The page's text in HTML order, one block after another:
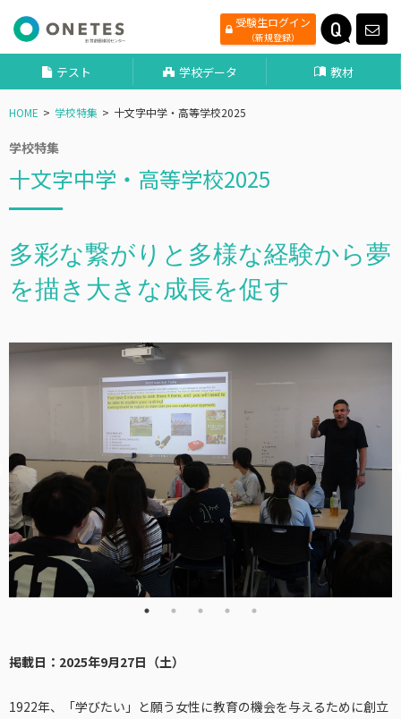
受験生ログイン
（新規登録）
テスト 学校データ 教材
HOME 学校特集 十文字中学・高等学校2025
学校特集
十文字中学・高等学校2025
多彩な繋がりと多様な経験から夢
を描き大きな成長を促す
掲載日：2025年9月27日（土）
1922年、「学びたい」と願う女性に教育の機会を与えるために創立